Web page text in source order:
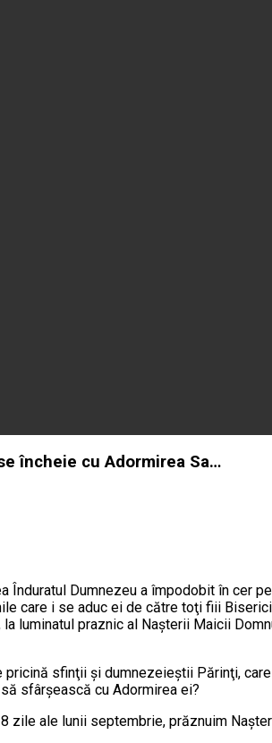
încheie cu Adormirea Sa…
Înduratul Dumnezeu a împodobit în cer
care i se a­duc ei de către toţi fiii
praznic al Naşterii Maicii
sfinţii şi dumnezeieştii Pă­rinţi,
sfârşească cu Adormirea ei?
zile ale lunii septembrie, prăz­nu­im